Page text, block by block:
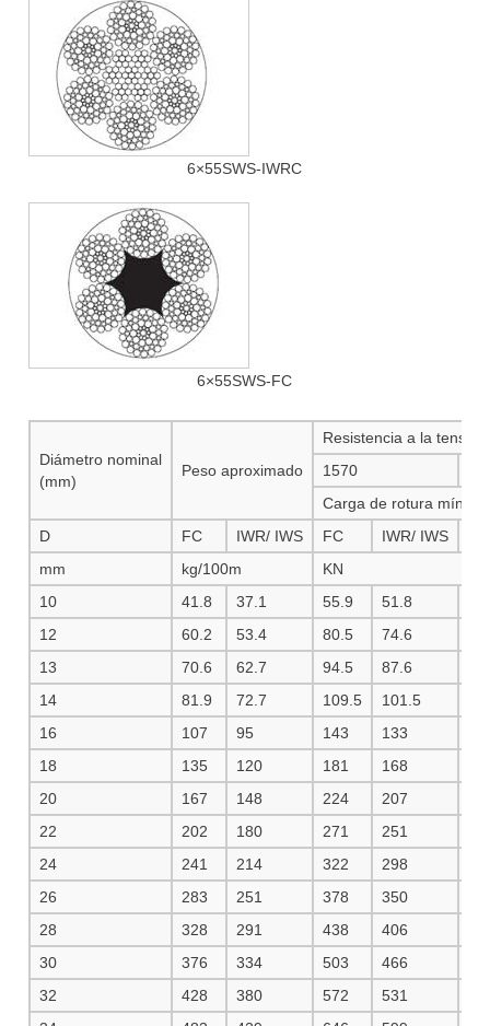
6×55SWS-IWRC
6×55SWS-FC
Diámetro nominal
(mm)
Peso aproximado
Resistencia a la
1570
Carga de rotura mín.
D
FC IWR/ IWS FC IWR/ IWS
mm
kg/100m
KN
10
41.8 37.1 55.9 51.8
12
60.2 53.4 80.5 74.6
13
70.6 62.7 94.5 87.6
14
81.9 72.7 109.5 101.5
16
107 95 143 133
18
135 120 181 168
20
167 148 224 207
22
202 180 271 251
24
241 214 322 298
26
283 251 378 350
28
328 291 438 406
30
376 334 503 466
32
428 380 572 531